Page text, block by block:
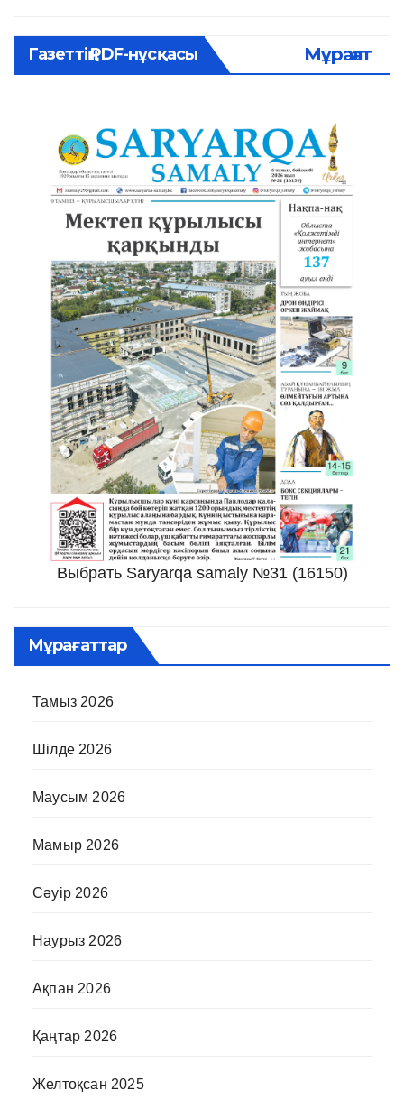
Газеттің PDF-нұсқасы Мұрағат
Выбрать Saryarqa samaly №31 (16150)
Мұрағаттар
Тамыз 2026
Шілде 2026
Маусым 2026
Мамыр 2026
Сәуір 2026
Наурыз 2026
Ақпан 2026
Қаңтар 2026
Желтоқсан 2025